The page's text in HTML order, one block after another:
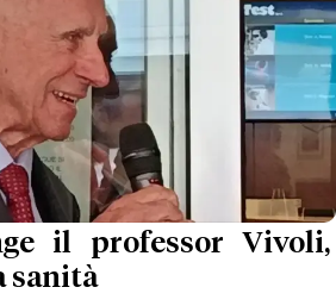
il professor Vivoli,
sanità